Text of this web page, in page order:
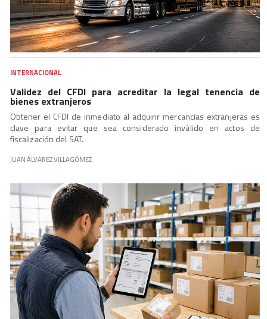
INTERNACIONAL
Validez del CFDI para acreditar la legal tenencia de
bienes extranjeros
Obtener el CFDI de inmediato al adquirir mercancías extranjeras es
clave para evitar que sea considerado inválido en actos de
fiscalización del SAT.
JUAN ÁLVAREZ VILLAGÓMEZ